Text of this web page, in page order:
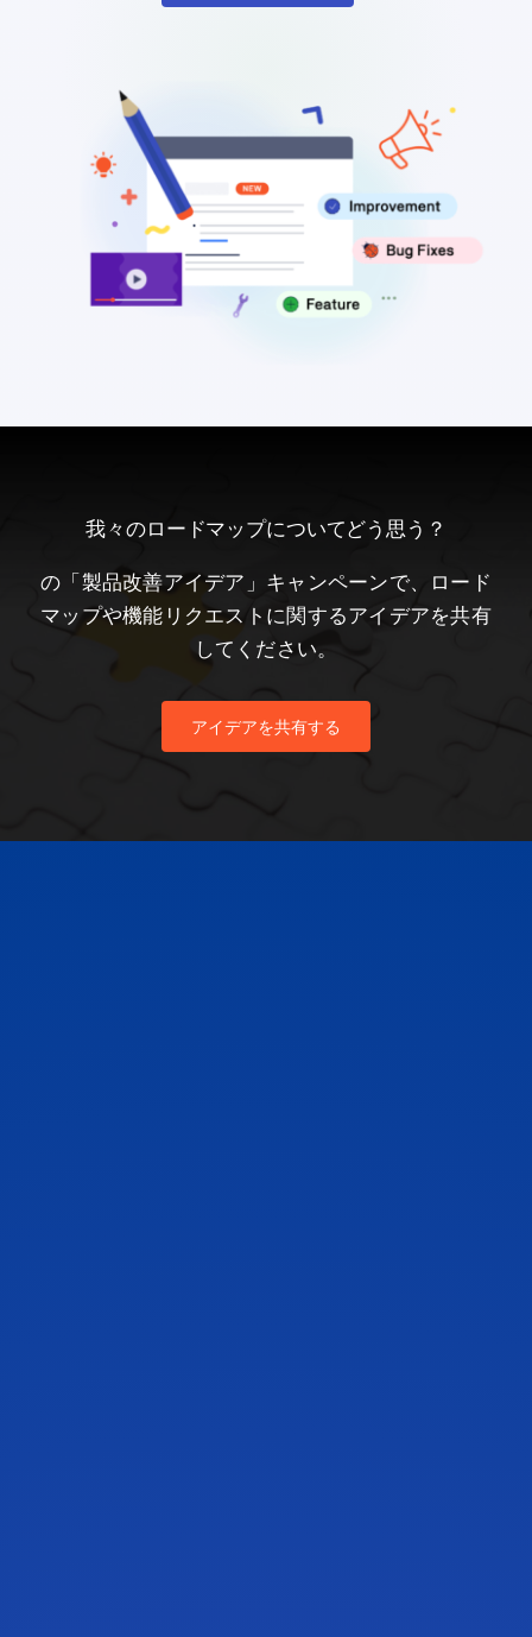
我々のロードマップについてどう思う？
の「製品改善アイデア」キャンペーンで、ロード
マップや機能リクエストに関するアイデアを共有
してください。
アイデアを共有する